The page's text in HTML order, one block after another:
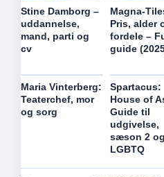
Stine Damborg –
uddannelse,
mand, parti og
cv
Magna-
Pris, alder
fordele –
guide
Maria Vinterberg:
Teaterchef, mor
og sorg
Spartacus:
House of
Guide til
udgivelse,
sæson 2 og
LGBTQ